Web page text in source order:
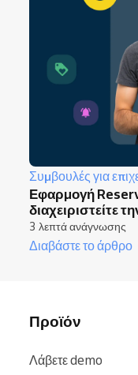
Συμβουλές για
Εφαρμογή
διαχειριστείτε
3 λεπτά ανάγνωσης
Διαβάστε το άρθρο
Προϊόν
Λάβετε demo